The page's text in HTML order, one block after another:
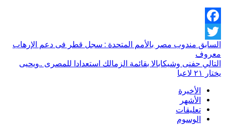
Facebook
Twitter
السابق مندوب مصر بالأمم المتحدة : سجل قطر فى دعم الإرهاب
معروف
التالي حفنى وشيكابالا بقائمة الزمالك استعدادا للمصرى ..ويحيى
يختار ٢١ لاعبا
الأخيرة
الأشهر
تعليقات
الوسوم